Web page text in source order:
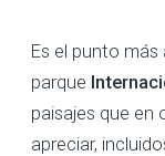
Es el punto
parque
paisajes que en
apreciar,